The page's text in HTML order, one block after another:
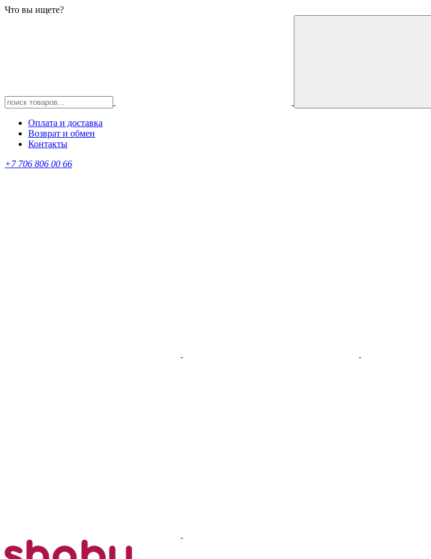
Что вы ищете?
Оплата и доставка
Возврат и обмен
Контакты
+7 706 806 00 66